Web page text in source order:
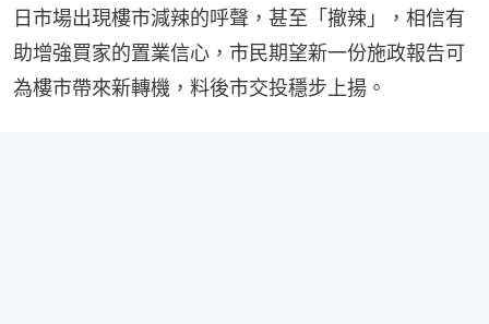
日市場出現樓市減辣的呼聲，甚至「撤辣」，相信有
助增強買家的置業信心，市民期望新一份施政報告可
為樓市帶來新轉機，料後市交投穩步上揚。